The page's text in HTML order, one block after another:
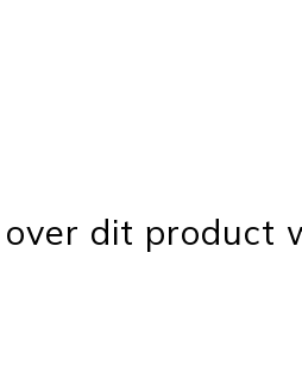
dit product